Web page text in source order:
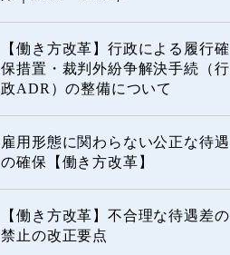
【働き方改革】行政による履行確
保措置・裁判外紛争解決手続（行
政ADR）の整備について
雇用形態に関わらない公正な待遇
の確保【働き方改革】
【働き方改革】不合理な待遇差の
禁止の改正要点